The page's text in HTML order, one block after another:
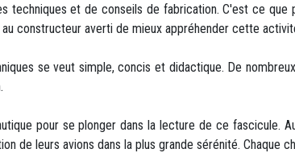
techniques et de conseils de fabrication. C'est ce
constructeur averti de mieux appréhender cette
se veut simple, concis et didactique. De
pour se plonger dans la lecture de ce fascicule.
de leurs avions dans la plus grande sérénité. Chaque